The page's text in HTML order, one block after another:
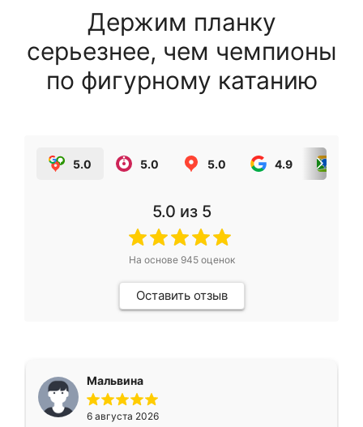
Держим планку
серьезнее, чем чемпионы
по фигурному катанию
5.0 5.0 5.0 4.9
5.0 из 5
На основе 945оценок
Оставить отзыв
Мальвина
6 августа 2026